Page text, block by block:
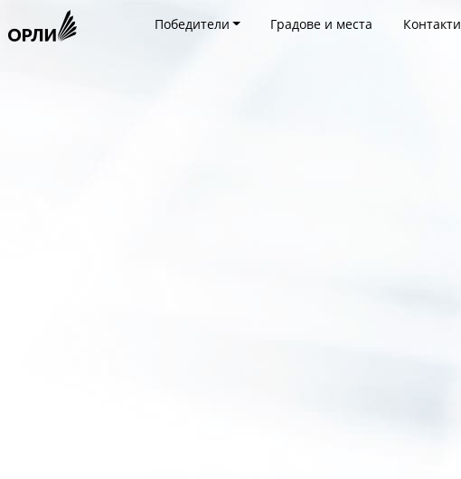
Победители Градове и места Контакти